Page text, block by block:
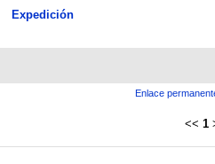
Expedición
Enlace
<< 1